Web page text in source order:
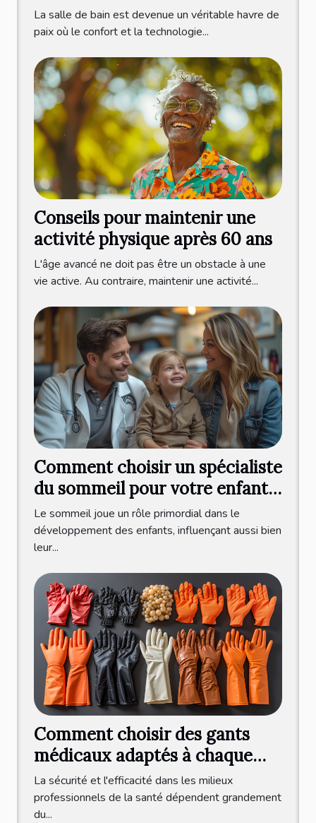
modernes
La salle de bain est devenue un véritable havre de
paix où le confort et la technologie...
Conseils pour maintenir une
activité physique après 60 ans
L'âge avancé ne doit pas être un obstacle à une
vie active. Au contraire, maintenir une activité...
Comment choisir un spécialiste
du sommeil pour votre enfant :
critères et bénéfices d'une
consultation professionnelle
Le sommeil joue un rôle primordial dans le
développement des enfants, influençant aussi bien
leur...
Comment choisir des gants
médicaux adaptés à chaque
pratique professionnelle ?
La sécurité et l'efficacité dans les milieux
professionnels de la santé dépendent grandement
du...